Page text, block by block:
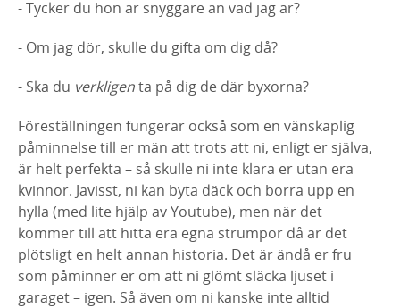
- Tycker du hon är snyggare än vad jag är?
- Om jag dör, skulle du gifta om dig då?
- Ska du verkligenta på dig de där byxorna?
Föreställningen fungerar också som en vänskaplig
påminnelse till er män att trots att ni, enligt er själva,
är helt perfekta – så skulle ni inte klara er utan era
kvinnor. Javisst, ni kan byta däck och borra upp en
hylla (med lite hjälp av Youtube), men när det
kommer till att hitta era egna strumpor då är det
plötsligt en helt annan historia. Det är ändå er fru
som påminner er om att ni glömt släcka ljuset i
garaget – igen. Så även om ni kanske inte alltid